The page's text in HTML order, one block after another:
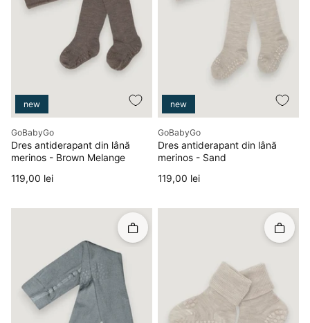
Dres antiderapant din lână
merinos - Brown Melange
new
Producător
GoBabyGo
Preț
119,00 lei
Dres antiderapant din lână
merinos - Sand
new
Producător
GoBabyGo
Preț
119,00 lei
Rapid în coș Rapid